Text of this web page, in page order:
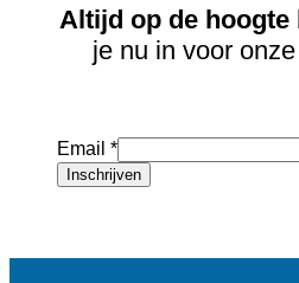
Altijd op de hoogte
je nu in voor
Email *
Inschrijven